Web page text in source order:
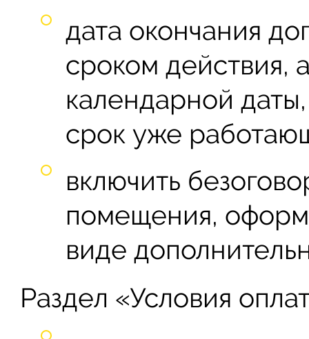
дата окончания
сроком действия,
календарной
срок уже
включить
помещения,
виде
Раздел «Условия